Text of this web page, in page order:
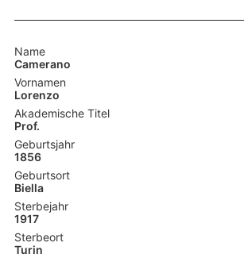
Name
Camerano
Vornamen
Lorenzo
Akademische Titel
Prof.
Geburtsjahr
1856
Geburtsort
Biella
Sterbejahr
1917
Sterbeort
Turin